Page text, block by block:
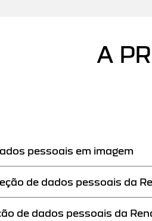
A
pessoais em imagem
de dados pessoais da
de dados pessoais da